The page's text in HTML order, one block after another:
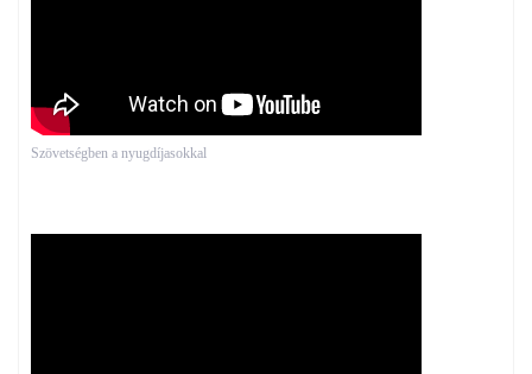
Szövetségben a nyugdíjasokkal